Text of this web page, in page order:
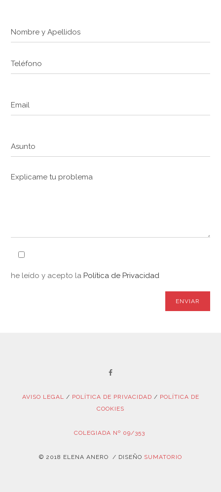
he leído y acepto la Política de Privacidad
AVISO LEGAL / POLÍTICA DE PRIVACIDAD / POLÍTICA DE
COOKIES
COLEGIADA Nº 09/353
© 2018 ELENA ANERO / DISEÑO SUMATORIO